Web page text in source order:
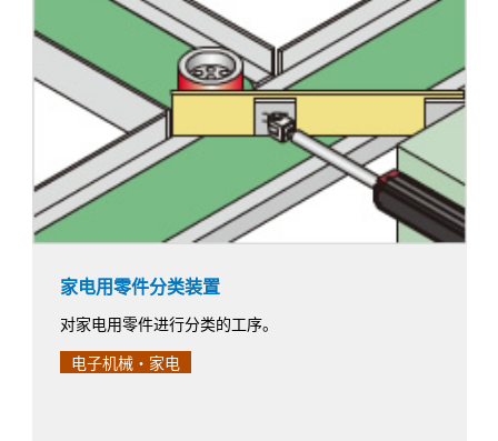
家电用零件分类装置
对家电用零件进行分类的工序。
电子机械・家电